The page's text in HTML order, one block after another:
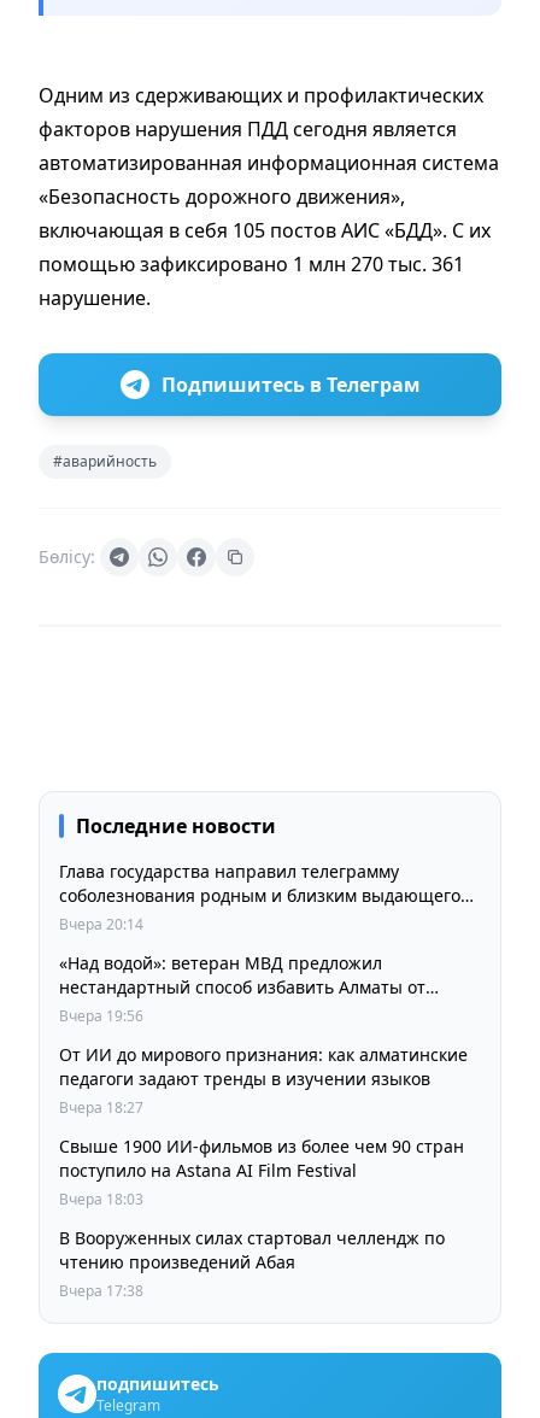
Одним из сдерживающих и профилактических
факторов нарушения ПДД сегодня является
автоматизированная информационная система
«Безопасность дорожного движения»,
включающая в себя 105 постов АИС «БДД». С их
помощью зафиксировано 1 млн 270 тыс. 361
нарушение.
Подпишитесь в Телеграм
#аварийность
Бөлісу:
Последние новости
Глава государства направил телеграмму
соболезнования родным и близким выдающегося
кинорежиссера Ардака Амиркулова
Вчера 20:14
«Над водой»: ветеран МВД предложил
нестандартный способ избавить Алматы от
пробок и смога
Вчера 19:56
От ИИ до мирового признания: как алматинские
педагоги задают тренды в изучении языков
Вчера 18:27
Свыше 1900 ИИ-фильмов из более чем 90 стран
поступило на Astana AI Film Festival
Вчера 18:03
В Вооруженных силах стартовал челлендж по
чтению произведений Абая
Вчера 17:38
подпишитесь
Telegram